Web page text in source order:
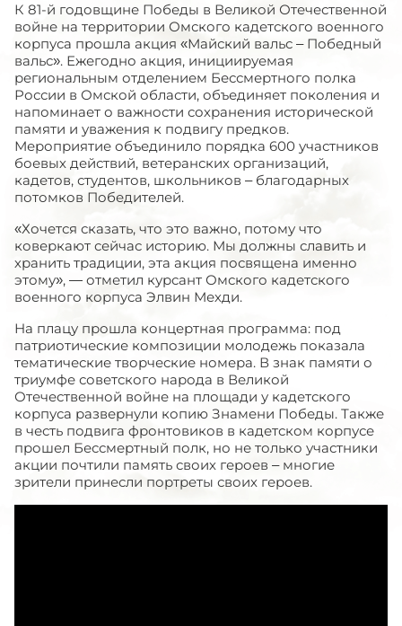
К 81-й годовщине Победы в Великой Отечественной
войне на территории Омского кадетского военного
корпуса прошла акция «Майский вальс – Победный
вальс». Ежегодно акция, инициируемая
региональным отделением Бессмертного полка
России в Омской области, объединяет поколения и
напоминает о важности сохранения исторической
памяти и уважения к подвигу предков.
Мероприятие объединило порядка 600 участников
боевых действий, ветеранских организаций,
кадетов, студентов, школьников – благодарных
потомков Победителей.
«Хочется сказать, что это важно, потому что
коверкают сейчас историю. Мы должны славить и
хранить традиции, эта акция посвящена именно
этому», — отметил курсант Омского кадетского
военного корпуса Элвин Мехди.
На плацу прошла концертная программа: под
патриотические композиции молодежь показала
тематические творческие номера. В знак памяти о
триумфе советского народа в Великой
Отечественной войне на площади у кадетского
корпуса развернули копию Знамени Победы. Также
в честь подвига фронтовиков в кадетском корпусе
прошел Бессмертный полк, но не только участники
акции почтили память своих героев – многие
зрители принесли портреты своих героев.